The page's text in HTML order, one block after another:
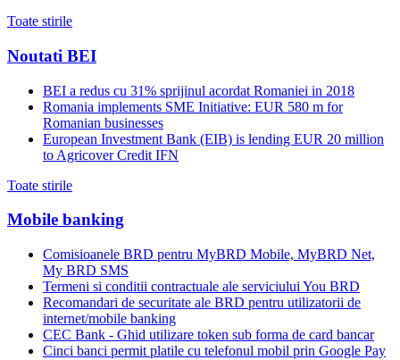
Toate stirile
Noutati BEI
BEI a redus cu 31% sprijinul acordat Romaniei in 2018
Romania implements SME Initiative: EUR 580 m for
Romanian businesses
European Investment Bank (EIB) is lending EUR 20 million
to Agricover Credit IFN
Toate stirile
Mobile banking
Comisioanele BRD pentru MyBRD Mobile, MyBRD Net,
My BRD SMS
Termeni si conditii contractuale ale serviciului You BRD
Recomandari de securitate ale BRD pentru utilizatorii de
internet/mobile banking
CEC Bank - Ghid utilizare token sub forma de card bancar
Cinci banci permit platile cu telefonul mobil prin Google Pay